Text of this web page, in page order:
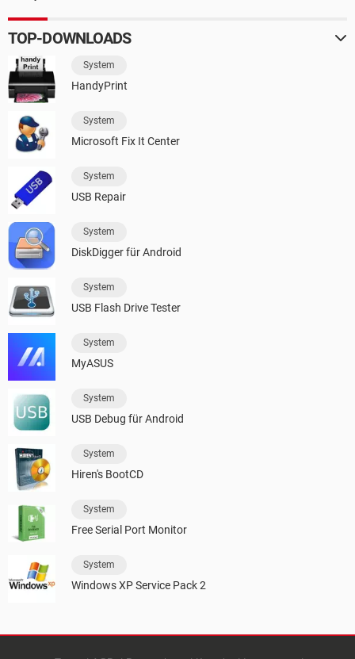
TOP-DOWNLOADS
System
HandyPrint
System
Microsoft Fix It Center
System
USB Repair
System
DiskDigger für Android
System
USB Flash Drive Tester
System
MyASUS
System
USB Debug für Android
System
Hiren's BootCD
System
Free Serial Port Monitor
System
Windows XP Service Pack 2